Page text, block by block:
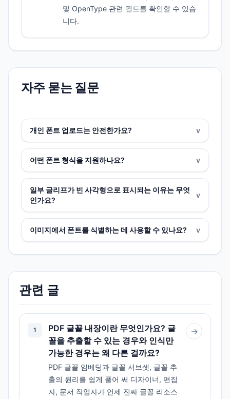
및 OpenType 관련 필드를 확인할 수 있습
니다.
자주 묻는 질문
개인 폰트 업로드는 안전한가요? v
어떤 폰트 형식을 지원하나요? v
일부 글리프가 빈 사각형으로 표시되는 이유는 무엇
인가요?
v
이미지에서 폰트를 식별하는 데 사용할 수 있나요? v
관련 글
1
PDF 글꼴 내장이란 무엇인가요? 글
꼴을 추출할 수 있는 경우와 인식만
가능한 경우는 왜 다른 걸까요?
PDF 글꼴 임베딩과 글꼴 서브셋, 글꼴 추
출의 원리를 쉽게 풀어 써 디자이너, 편집
자, 문서 작업자가 언제 진짜 글꼴 리소스
→